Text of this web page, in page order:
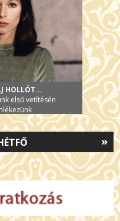
HOLLÓT...
első vetítésén
»